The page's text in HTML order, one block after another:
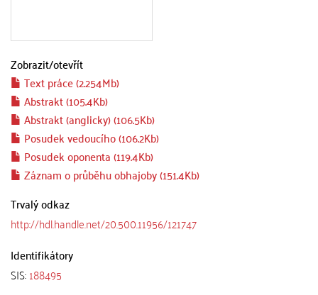
Zobrazit/otevřít
Text práce (2.254Mb)
Abstrakt (105.4Kb)
Abstrakt (anglicky) (106.5Kb)
Posudek vedoucího (106.2Kb)
Posudek oponenta (119.4Kb)
Záznam o průběhu obhajoby (151.4Kb)
Trvalý odkaz
http://hdl.handle.net/20.500.11956/121747
Identifikátory
SIS:188495